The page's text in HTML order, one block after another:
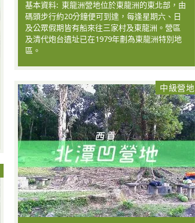
基本資料: 東龍洲營地位於東龍洲的東北部，由
碼頭步行約20分鐘便可到達，每逢星期六、日
及公眾假期皆有船來往三家村及東龍洲。營區
及清代炮台遺址已在1979年劃為東龍洲特別地
區。
中級營地